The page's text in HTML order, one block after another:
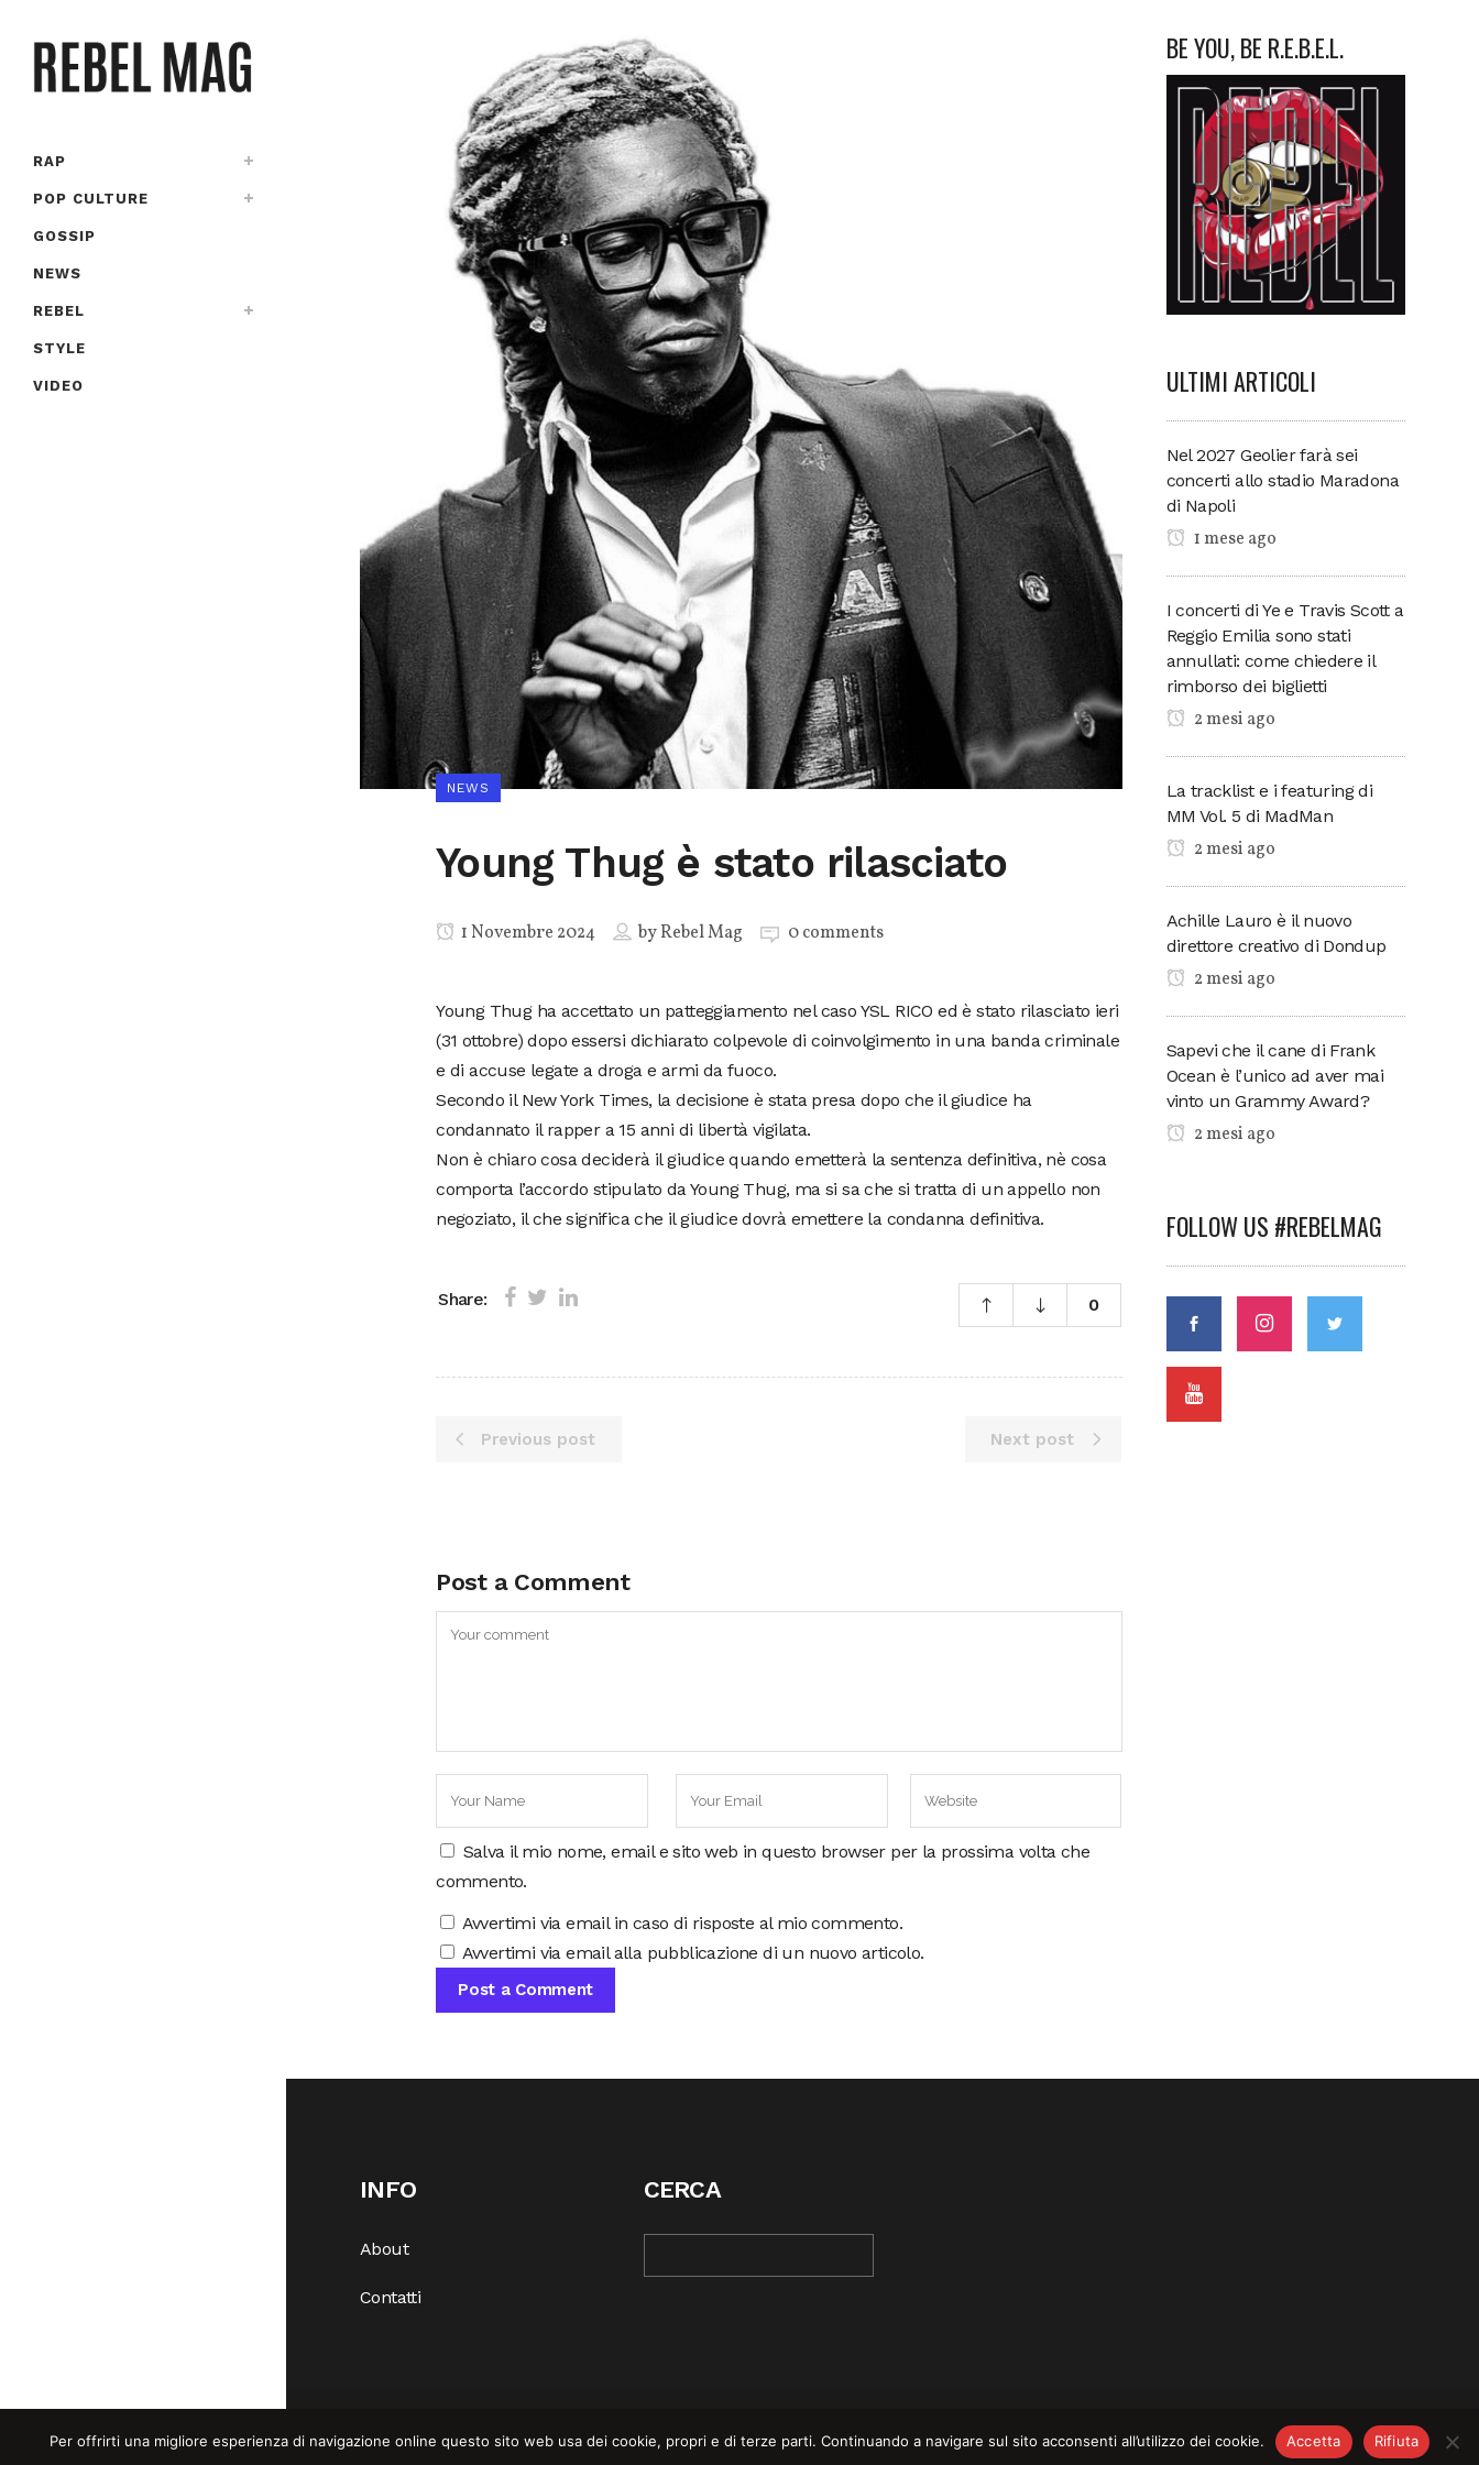
RAP
POP CULTURE
GOSSIP
NEWS
REBEL
STYLE
VIDEO
NEWS
Young Thug è stato rilasciato
1 Novembre 2024 byRebel Mag 0 comments
Young Thug ha accettato un patteggiamento nel caso YSL RICO ed è stato rilasciato ieri
(31 ottobre) dopo essersi dichiarato colpevole di coinvolgimento in una banda criminale
e di accuse legate a droga e armi da fuoco.
Secondo il New York Times, la decisione è stata presa dopo che il giudice ha
condannato il rapper a 15 anni di libertà vigilata.
Non è chiaro cosa deciderà il giudice quando emetterà la sentenza definitiva, nè cosa
comporta l’accordo stipulato da Young Thug, ma si sa che si tratta di un appello non
negoziato, il che significa che il giudice dovrà emettere la condanna definitiva.
Share: 0
Previous post Next post
Post a Comment
Salva il mio nome, email e sito web in questo browser per la prossima volta che
commento.
Avvertimi via email in caso di risposte al mio commento.
Avvertimi via email alla pubblicazione di un nuovo articolo.
BE YOU, BE R.E.B.E.L.
ULTIMI ARTICOLI
Nel 2027 Geolier farà sei
concerti allo stadio Maradona
di Napoli
1 mese ago
I concerti di Ye e Travis Scott a
Reggio Emilia sono stati
annullati: come chiedere il
rimborso dei biglietti
2 mesi ago
La tracklist e i featuring di
MM Vol. 5 di MadMan
2 mesi ago
Achille Lauro è il nuovo
direttore creativo di Dondup
2 mesi ago
Sapevi che il cane di Frank
Ocean è l’unico ad aver mai
vinto un Grammy Award?
2 mesi ago
FOLLOW US #REBELMAG
INFO
About
Contatti
CERCA
Per offrirti una migliore esperienza di navigazione online questo sito web usa dei cookie, propri e di terze parti. Continuando a navigare sul sito acconsenti all’utilizzo dei cookie. Accetta Rifiuta